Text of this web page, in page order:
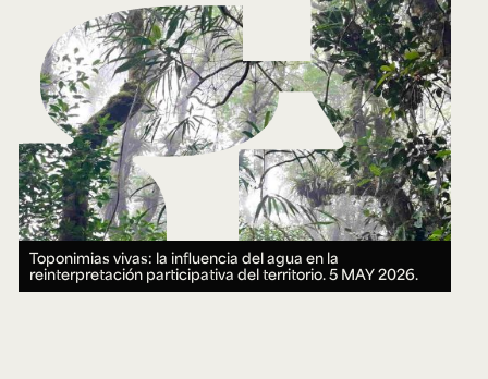
Toponimias vivas: la influencia del agua en la
reinterpretación participativa del territorio.5 MAY 2026.